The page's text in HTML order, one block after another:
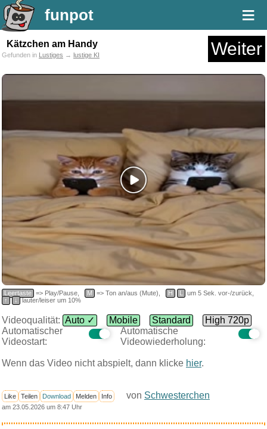
funpot ≡
Kätzchen am Handy Weiter
Gefunden in Lustiges → lustige KI
Leertaste => Play/Pause, M => Ton an/aus (Mute), H L
um 5 Sek. vor-/zurück,
↑
↓ lauter/leiser um 10%
Videoqualität: Auto ✓ Mobile Standard
High 720p
Automatischer
Videostart:
Automatische
Videowiederholung:
Wenn das Video nicht abspielt, dann klicke hier.
Like Teilen Download Melden Info von Schwesterchen
am 23.05.2026 um 8:47 Uhr